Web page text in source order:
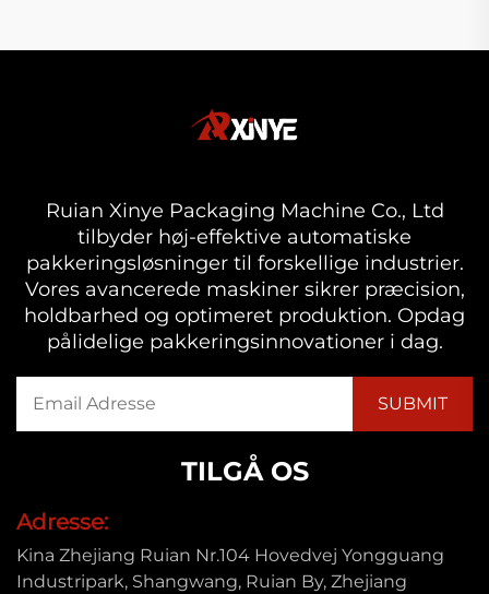
Ruian Xinye Packaging Machine Co., Ltd
tilbyder høj-effektive automatiske
pakkeringsløsninger til forskellige industrier.
Vores avancerede maskiner sikrer præcision,
holdbarhed og optimeret produktion. Opdag
pålidelige pakkeringsinnovationer i dag.
TILGÅ OS
Adresse:
Kina Zhejiang Ruian Nr.104 Hovedvej Yongguang
Industripark, Shangwang, Ruian By, Zhejiang